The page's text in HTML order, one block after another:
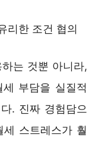
리한 조건 협의
는 것뿐 아니라,
부담을 실질적
. 진짜 경험담으
세 스트레스가 훨